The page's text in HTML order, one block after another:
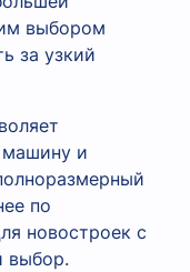
выбором
за узкий
машину и
по
новостроек с
выбор.